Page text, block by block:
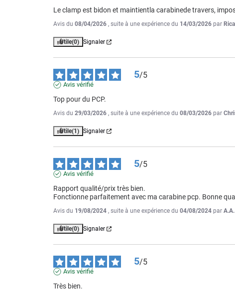
Le clamp est bidon et maintientla carabinede travers,
Avis du 08/04/2026 , suite à une expérience du 14/03/2026 par
Utile(0) Signaler
5/5
Avis vérifié
Top pour du PCP.
Avis du 29/03/2026 , suite à une expérience du 08/03/2026 par
Utile(1) Signaler
5/5
Avis vérifié
Rapport qualité/prix très bien.
Fonctionne parfaitement avec ma carabine pcp. Bonne
Avis du 19/08/2024 , suite à une expérience du 04/08/2024 par A.A.
Utile(0) Signaler
5/5
Avis vérifié
Très bien.